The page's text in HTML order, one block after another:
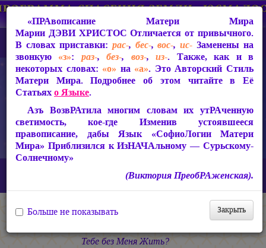
СакРАльная Поэзия Матери Мира
Единство «Тебе без Меня Быть?..»
* * *
Тебе без Меня Жить?
«ПРАвописание Матери Мира
Марии ДЭВИ ХРИСТОС Отличается от привычного.
В словах приставки: рас-, бес-,вос-,ис- Заменены на
звонкую «з»: раз-,без-, воз-,из-. Также, как и в
некоторых словах: «о» на «а». Это Авторский Стиль
Матери Мира. Подробнее об этом читайте в Её
Статьяхо Языке.
Азъ ВозвРАтила многим словам их утРАченную
светимость, кое-где Изменив устоявшееся
правописание, дабы Язык «СофиоЛогии Матери
Мира» Приблизился к ИзНАЧАльному — Сурьскому-
Солнечному»
(Виктория ПреобРАженская).
Закрыть
Больше не показывать